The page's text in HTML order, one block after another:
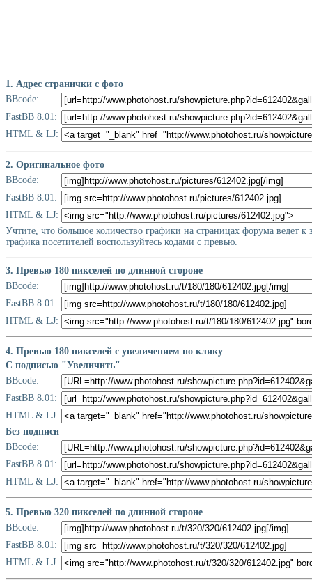
1. Адрес странички с фото
BBcode:
FastBB 8.01:
HTML & LJ:
2. Оригинальное фото
BBcode:
FastBB 8.01:
HTML & LJ:
Учтите, что большое количество графики на страницах форума ведет
трафика посетителей воспользуйтесь кодами с превью.
3. Превью 180 пикселей по длинной стороне
BBcode:
FastBB 8.01:
HTML & LJ:
4. Превью 180 пикселей с увеличением по клику
С подписью "Увеличить"
BBcode:
FastBB 8.01:
HTML & LJ:
Без подписи
BBcode:
FastBB 8.01:
HTML & LJ:
5. Превью 320 пикселей по длинной стороне
BBcode:
FastBB 8.01:
HTML & LJ: